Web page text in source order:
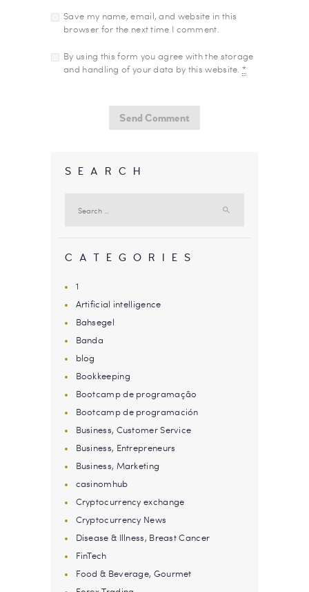
Save my name, email, and website in this
browser for the next time I comment.
By using this form you agree with the storage
and handling of your data by this website.*
SEARCH
for:
CATEGORIES
1
Artificial intelligence
Bahsegel
Banda
blog
Bookkeeping
Bootcamp de programação
Bootcamp de programación
Business, Customer Service
Business, Entrepreneurs
Business, Marketing
casinomhub
Cryptocurrency exchange
Cryptocurrency News
Disease & Illness, Breast Cancer
FinTech
Food & Beverage, Gourmet